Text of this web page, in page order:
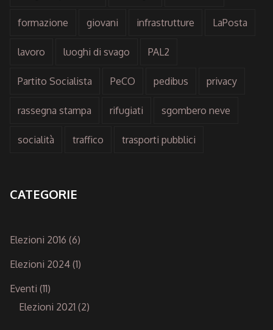
formazione giovani infrastrutture LaPosta
lavoro luoghi di svago PAL2
Partito Socialista PeCO pedibus privacy
rassegna stampa rifugiati sgombero neve
socialità traffico trasporti pubblici
CATEGORIE
Elezioni 2016 (6)
Elezioni 2024 (1)
Eventi (11)
Elezioni 2021 (2)